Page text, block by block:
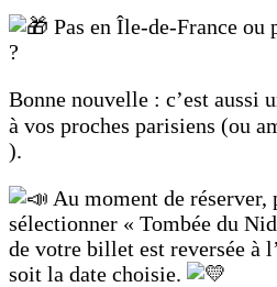
Pas en Île-de-France ou
?
Bonne nouvelle : c’est aussi
à vos proches parisiens (ou
).
Au moment de réserver,
sélectionner « Tombée du
de votre billet est reversée à
soit la date choisie.